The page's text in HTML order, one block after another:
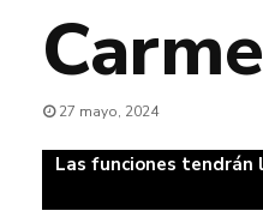
27 mayo, 2024
Las funciones tendrán